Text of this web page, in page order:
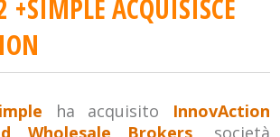
ACQUISISCE
ha acquisito InnovAction
Wholesale Brokers, società